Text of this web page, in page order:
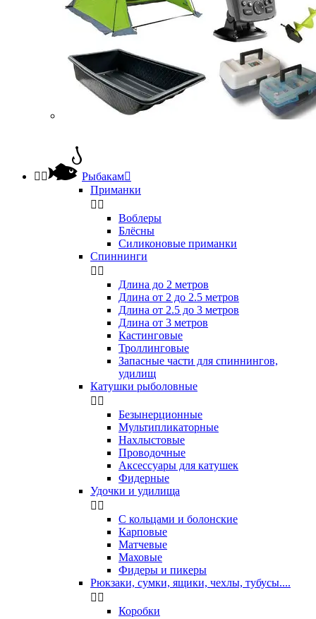
  Рыбакам
Приманки
 
Воблеры
Блёсны
Силиконовые приманки
Спиннинги
 
Длина до 2 метров
Длина от 2 до 2.5 метров
Длина от 2.5 до 3 метров
Длина от 3 метров
Кастинговые
Троллинговые
Запасные части для спиннингов,
удилищ
Катушки рыболовные
 
Безынерционные
Мультипликаторные
Нахлыстовые
Проводочные
Аксессуары для катушек
Фидерные
Удочки и удилища
 
С кольцами и болонские
Карповые
Матчевые
Маховые
Фидеры и пикеры
Рюкзаки, сумки, ящики, чехлы, тубусы....
 
Коробки